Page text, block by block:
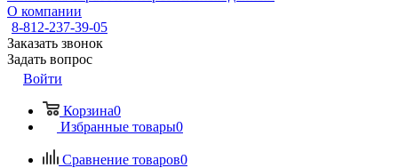
О компании
8-812-237-39-05
Заказать звонок
Задать вопрос
Войти
Корзина0
Избранные товары0
Сравнение товаров0